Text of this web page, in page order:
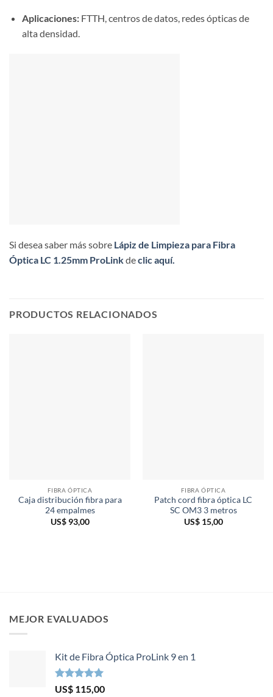
Aplicaciones:FTTH, centros de datos, redes ópticas de
alta densidad.
Si desea saber más sobre Lápiz de Limpieza para Fibra
Óptica LC 1.25mm ProLinkdeclic aquí.
PRODUCTOS RELACIONADOS
FIBRA ÓPTICA
Caja distribución fibra para
24 empalmes
US$93,00
FIBRA ÓPTICA
Patch cord fibra óptica LC
SC OM3 3 metros
US$15,00
MEJOR EVALUADOS
Kit de Fibra Óptica ProLink 9 en 1
Valorado en
US$ 115,00